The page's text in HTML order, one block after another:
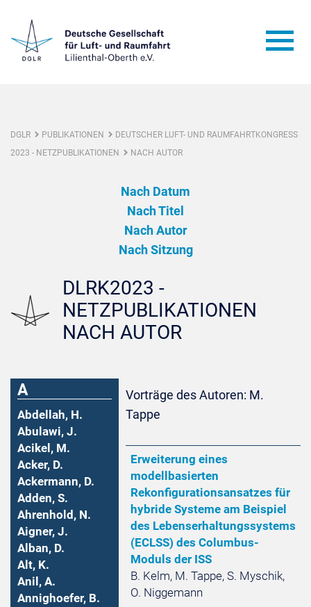
DGLR PUBLIKATIONEN
DEUTSCHER LUFT- UND RAUMFAHRTKONGRESS
2023 - NETZPUBLIKATIONEN
NACH AUTOR
Nach Datum
Nach Titel
Nach Autor
Nach Sitzung
DLRK2023 -
NETZPUBLIKATIONEN
NACH AUTOR
A
Abdellah, H.
Abulawi, J.
Acikel, M.
Acker, D.
Ackermann, D.
Adden, S.
Ahrenhold, N.
Aigner, J.
Alban, D.
Alt, K.
Anil, A.
Annighoefer, B.
Vorträge des Autoren: M.
Tappe
Erweiterung eines
modellbasierten
Rekonfigurationsansatzes für
hybride Systeme am Beispiel
des Lebenserhaltungssystems
(ECLSS) des Columbus-
Moduls der ISS
B. Kelm, M. Tappe, S. Myschik,
O. Niggemann